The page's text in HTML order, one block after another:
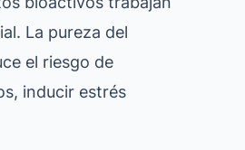
La pureza del
el riesgo de
inducir estrés